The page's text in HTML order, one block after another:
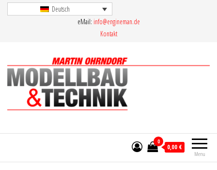
Deutsch
eMail: info@engineman.de
Kontakt
Menu
0
0,00 €